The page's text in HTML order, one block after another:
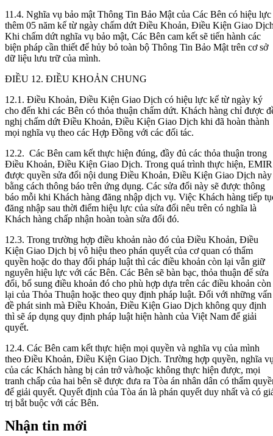
11.4. Nghĩa vụ bảo mật Thông Tin Bảo Mật của Các Bên có hiệu lực
thêm 05 năm kể từ ngày chấm dứt Điều Khoản, Điều Kiện Giao
Khi chấm dứt nghĩa vụ bảo mật, Các Bên cam kết sẽ tiến hành các
biện pháp cần thiết để hủy bỏ toàn bộ Thông Tin Bảo Mật trên cơ sở
dữ liệu lưu trữ của mình.
ĐIỀU 12. ĐIỀU KHOẢN CHUNG
12.1. Điều Khoản, Điều Kiện Giao Dịch có hiệu lực kể từ ngày ký
cho đến khi các Bên có thỏa thuận chấm dứt. Khách hàng chỉ được
nghị chấm dứt Điều Khoản, Điều Kiện Giao Dịch khi đã hoàn thành
mọi nghĩa vụ theo các Hợp Đồng với các đối tác.
12.2. Các Bên cam kết thực hiện đúng, đầy đủ các thỏa thuận trong
Điều Khoản, Điều Kiện Giao Dịch. Trong quá trình thực hiện, EMIR
được quyền sửa đổi nội dung Điều Khoản, Điều Kiện Giao Dịch này
bằng cách thông báo trên ứng dụng. Các sửa đổi này sẽ được thông
báo mỗi khi Khách hàng đăng nhập dịch vụ. Việc Khách hàng tiếp
đăng nhập sau thời điểm hiệu lực của sửa đổi nêu trên có nghĩa là
Khách hàng chấp nhận hoàn toàn sửa đổi đó.
12.3. Trong trường hợp điều khoản nào đó của Điều Khoản, Điều
Kiện Giao Dịch bị vô hiệu theo phán quyết của cơ quan có thẩm
quyền hoặc do thay đổi pháp luật thì các điều khoản còn lại vẫn giữ
nguyên hiệu lực với các Bên. Các Bên sẽ bàn bạc, thỏa thuận để sửa
đổi, bổ sung điều khoản đó cho phù hợp dựa trên các điều khoản còn
lại của Thỏa Thuận hoặc theo quy định pháp luật. Đối với những vấn
đề phát sinh mà Điều Khoản, Điều Kiện Giao Dịch không quy định
thì sẽ áp dụng quy định pháp luật hiện hành của Việt Nam để giải
quyết.
12.4. Các Bên cam kết thực hiện mọi quyền và nghĩa vụ của mình
theo Điều Khoản, Điều Kiện Giao Dịch. Trường hợp quyền, nghĩa
của các Khách hàng bị cản trở và/hoặc không thực hiện được, mọi
tranh chấp của hai bên sẽ được đưa ra Tòa án nhân dân có thẩm
để giải quyết. Quyết định của Tòa án là phán quyết duy nhất và có
trị bắt buộc với các Bên.
Nhận tin mới